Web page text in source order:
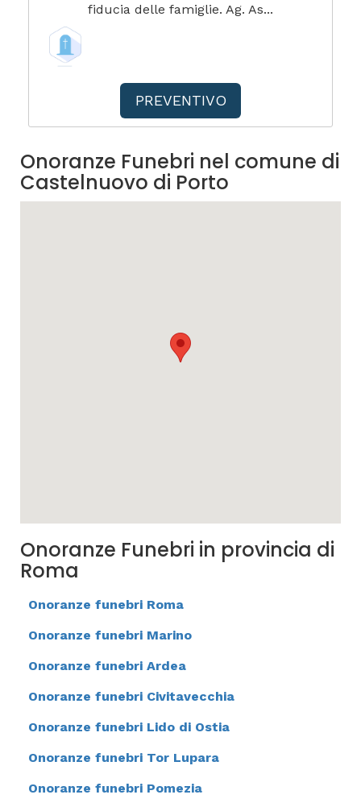
fiducia delle famiglie. Ag. As...
PREVENTIVO
Onoranze Funebri nel comune di
Castelnuovo di Porto
Onoranze Funebri in provincia di
Roma
Onoranze funebri Roma
Onoranze funebri Marino
Onoranze funebri Ardea
Onoranze funebri Civitavecchia
Onoranze funebri Lido di Ostia
Onoranze funebri Tor Lupara
Onoranze funebri Pomezia